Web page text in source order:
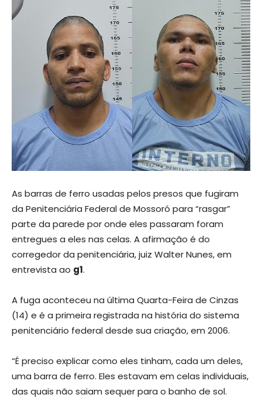
As barras de ferro usadas pelos presos que fugiram
da Penitenciária Federal de Mossoró para “rasgar”
parte da parede por onde eles passaram foram
entregues a eles nas celas. A afirmação é do
corregedor da penitenciária, juiz Walter Nunes, em
entrevista ao g1.
A fuga aconteceu na última Quarta-Feira de Cinzas
(14) e é a primeira registrada na história do sistema
penitenciário federal desde sua criação, em 2006.
“É preciso explicar como eles tinham, cada um deles,
uma barra de ferro. Eles estavam em celas individuais,
das quais não saiam sequer para o banho de sol.